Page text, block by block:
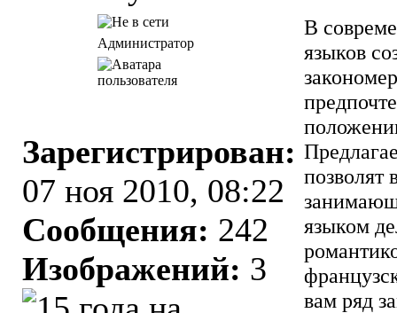
Администратор
Зарегистрирован:
07 ноя 2010, 08:22
Сообщения: 242
Изображений: 3
В
языков
позволят
языком
вам ряд